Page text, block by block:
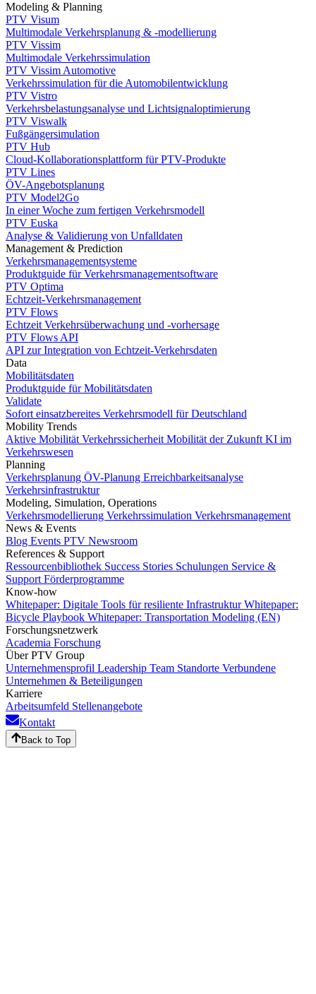
Modeling & Planning
PTV Visum
Multimodale Verkehrsplanung & -modellierung
PTV Vissim
Multimodale Verkehrssimulation
PTV Vissim Automotive
Verkehrssimulation für die Automobilentwicklung
PTV Vistro
Verkehrsbelastungsanalyse und Lichtsignaloptimierung
PTV Viswalk
Fußgängersimulation
PTV Hub
Cloud-Kollaborationsplattform für PTV-Produkte
PTV Lines
ÖV-Angebotsplanung
PTV Model2Go
In einer Woche zum fertigen Verkehrsmodell
PTV Euska
Analyse & Validierung von Unfalldaten
Management & Prediction
Verkehrsmanagementsysteme
Produktguide für Verkehrsmanagementsoftware
PTV Optima
Echtzeit-Verkehrsmanagement
PTV Flows
Echtzeit Verkehrsüberwachung und -vorhersage
PTV Flows API
API zur Integration von Echtzeit-Verkehrsdaten
Data
Mobilitätsdaten
Produktguide für Mobilitätsdaten
Validate
Sofort einsatzbereites Verkehrsmodell für Deutschland
Mobility Trends
Aktive MobilitätVerkehrssicherheitMobilität der ZukunftKI im
Verkehrswesen
Planning
Verkehrsplanung ÖV-Planung Erreichbarkeitsanalyse
Verkehrsinfrastruktur
Modeling, Simulation, Operations
Verkehrsmodellierung Verkehrssimulation Verkehrsmanagement
News & Events
Blog Events PTV Newsroom
References & Support
Ressourcenbibliothek Success Stories Schulungen Service &
SupportFörderprogramme
Know-how
Whitepaper: Digitale Tools für resiliente InfrastrukturWhitepaper:
Bicycle Playbook Whitepaper: Transportation Modeling (EN)
Forschungsnetzwerk
Academia Forschung
Über PTV Group
Unternehmensprofil Leadership Team Standorte Verbundene
Unternehmen & Beteiligungen
Karriere
Arbeitsumfeld Stellenangebote
Kontakt
Back to Top